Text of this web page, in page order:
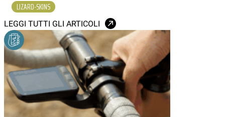
LIZARD-SKINS
LEGGI TUTTI GLI ARTICOLI